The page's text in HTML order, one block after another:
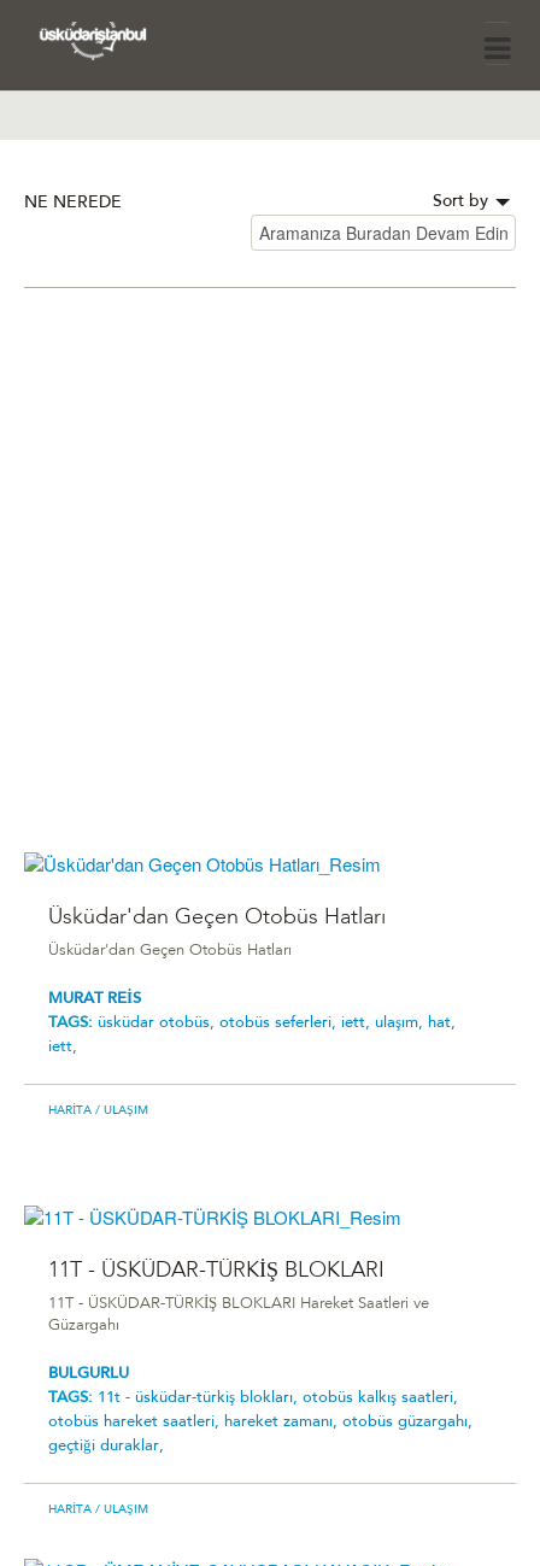
NE NEREDE Sort by
Üsküdar'dan Geçen Otobüs Hatları
Üsküdar'dan Geçen Otobüs Hatları
MURAT REİS
TAGS: üsküdar otobüs, otobüs seferleri, iett, ulaşım, hat,
iett,
HARITA / ULAŞIM
11T - ÜSKÜDAR-TÜRKİŞ BLOKLARI
11T - ÜSKÜDAR-TÜRKİŞ BLOKLARI Hareket Saatleri ve
Güzargahı
BULGURLU
TAGS: 11t - üsküdar-türki̇ş bloklari, otobüs kalkış saatleri,
otobüs hareket saatleri, hareket zamanı, otobüs güzargahı,
geçtiği duraklar,
HARITA / ULAŞIM